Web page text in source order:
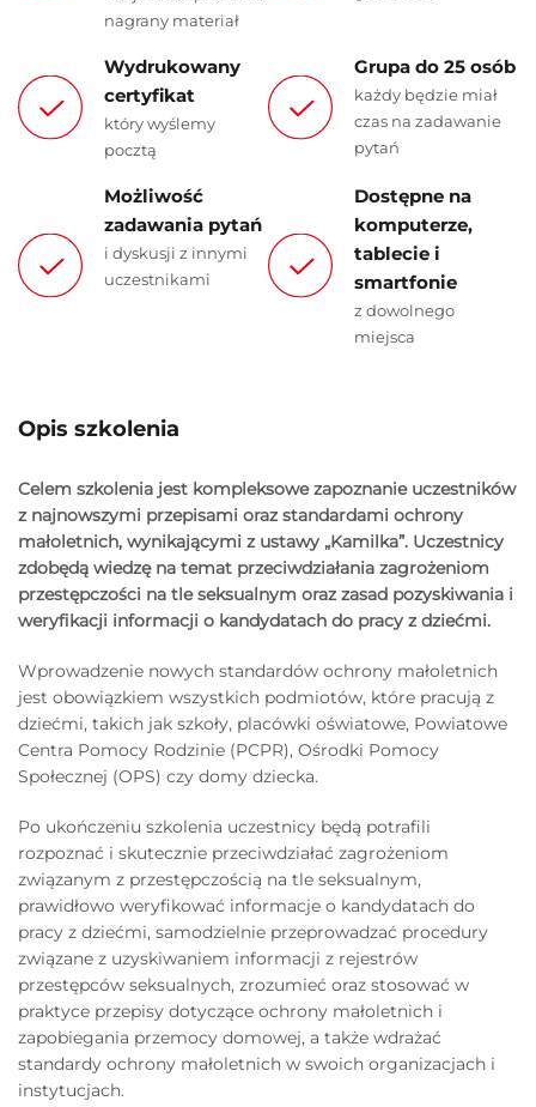
nagrany materiał
Wydrukowany
certyfikat
który wyślemy
pocztą
Grupa do 25 osób
każdy będzie miał
czas na zadawanie
pytań
Możliwość
zadawania pytań
i dyskusji z innymi
uczestnikami
Dostępne na
komputerze,
tablecie i
smartfonie
z dowolnego
miejsca
Opis szkolenia
Celem szkolenia jest kompleksowe zapoznanie uczestników
z najnowszymi przepisami oraz standardami ochrony
małoletnich, wynikającymi z ustawy „Kamilka”. Uczestnicy
zdobędą wiedzę na temat przeciwdziałania zagrożeniom
przestępczości na tle seksualnym oraz zasad pozyskiwania i
weryfikacji informacji o kandydatach do pracy z dziećmi.
Wprowadzenie nowych standardów ochrony małoletnich
jest obowiązkiem wszystkich podmiotów, które pracują z
dziećmi, takich jak szkoły, placówki oświatowe, Powiatowe
Centra Pomocy Rodzinie (PCPR), Ośrodki Pomocy
Społecznej (OPS) czy domy dziecka.
Po ukończeniu szkolenia uczestnicy będą potrafili
rozpoznać i skutecznie przeciwdziałać zagrożeniom
związanym z przestępczością na tle seksualnym,
prawidłowo weryfikować informacje o kandydatach do
pracy z dziećmi, samodzielnie przeprowadzać procedury
związane z uzyskiwaniem informacji z rejestrów
przestępców seksualnych, zrozumieć oraz stosować w
praktyce przepisy dotyczące ochrony małoletnich i
zapobiegania przemocy domowej, a także wdrażać
standardy ochrony małoletnich w swoich organizacjach i
instytucjach.